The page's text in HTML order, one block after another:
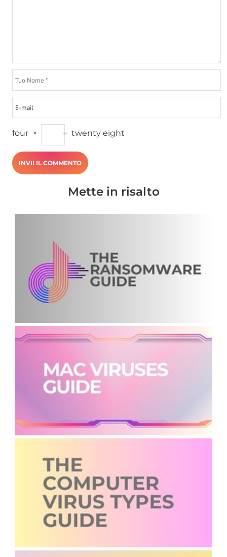
four × = twenty eight
Mette in risalto